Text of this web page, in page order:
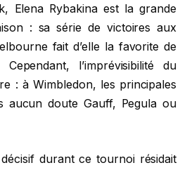
Elena Rybakina est la grande
: sa série de victoires aux
fait d’elle la favorite de
l’imprévisibilité du
: à Wimbledon, les principales
aucun doute Gauff, Pegula ou
décisif durant ce tournoi résidait